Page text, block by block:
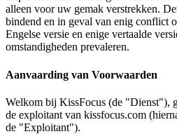
alleen voor uw gemak verstrekken.
bindend en in geval van enig conflict
Engelse versie en enige vertaalde
omstandigheden prevaleren.
Aanvaarding van Voorwaarden
Welkom bij KissFocus (de "Dienst"),
de exploitant van kissfocus.com
de "Exploitant").